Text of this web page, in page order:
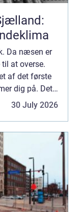
Da næsen er
at overse.
af det første
dig på. Det
med en stor
30 July 2026